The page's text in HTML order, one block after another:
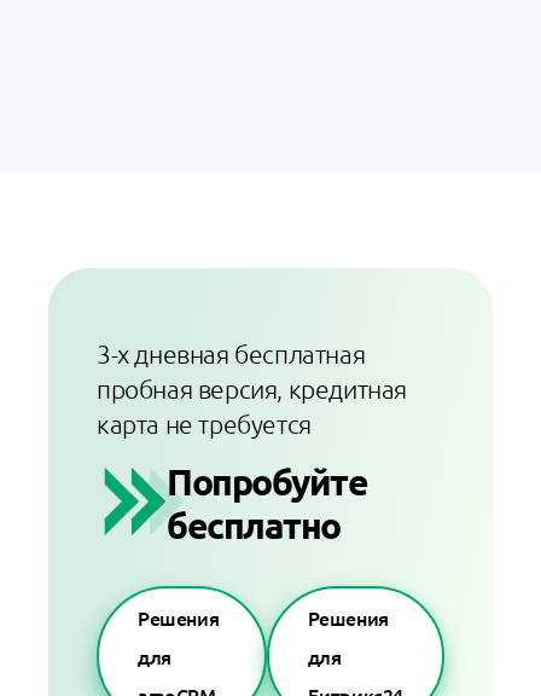
3-х дневная бесплатная
пробная версия, кредитная
карта не требуется
Попробуйте
бесплатно
Решения
для
Решения
для